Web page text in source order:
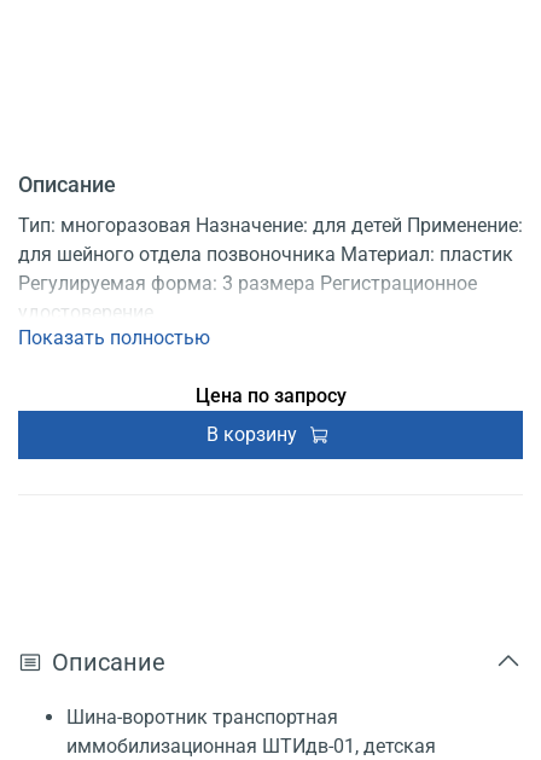
Описание
Тип: многоразовая Назначение: для детей Применение:
для шейного отдела позвоночника Материал: пластик
Регулируемая форма: 3 размера Регистрационное
удостоверение
Показать полностью
Цена по запросу
В корзину
Описание
Шина-воротник транспортная
иммобилизационная ШТИдв-01, детская